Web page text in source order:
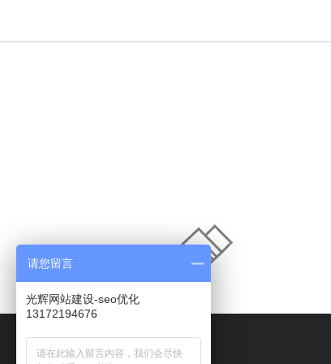
请您留言
光辉网站建设-seo优化
13172194676